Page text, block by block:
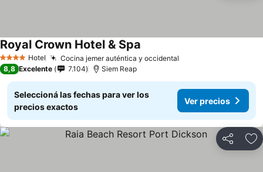
4 EstrellasHotel Cocina jemer auténtica y occidental
Royal Crown Hotel & Spa
8,8 Excelente 7.104 Siem Reap
Seleccioná las fechas para ver los
precios exactos
Ver precios
Compartir